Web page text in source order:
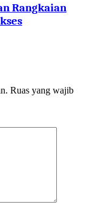
Rangkaian
Ruas yang wajib